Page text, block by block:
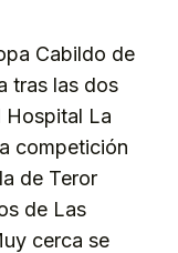
Cabildo de
tras las dos
Hospital La
competición
de Teror
de Las
cerca se